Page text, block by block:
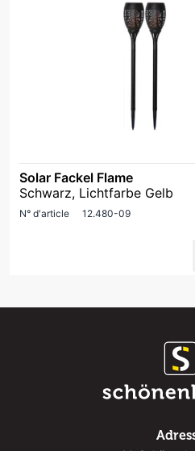
Solar Fackel Flame
Schwarz, Lichtfarbe Gelb
N° d'article 12.480-09